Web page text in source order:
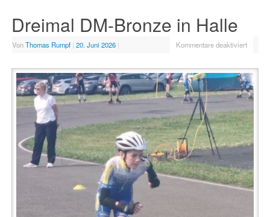
Dreimal DM-Bronze in Halle
VonThomas Rumpf | 20. Juni 2026 | Kommentare deaktiviert